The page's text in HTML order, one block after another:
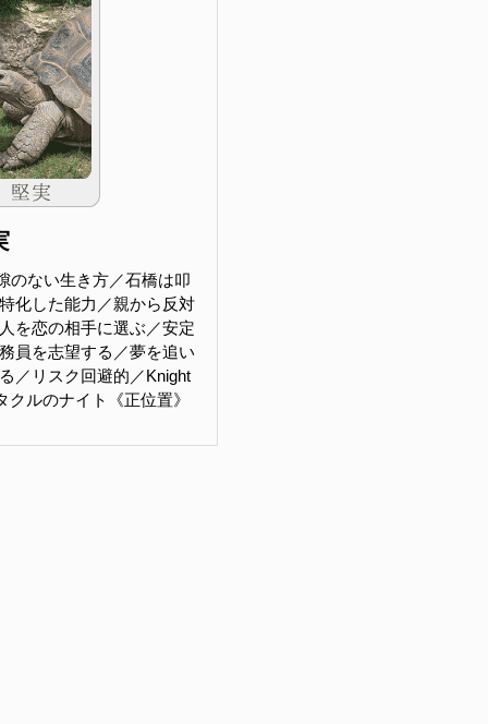
のない生き方／石橋は叩
化した能力／親から反対
を恋の相手に選ぶ／安定
員を志望する／夢を追い
／リスク回避的／Knight
クルのナイト《正位置》